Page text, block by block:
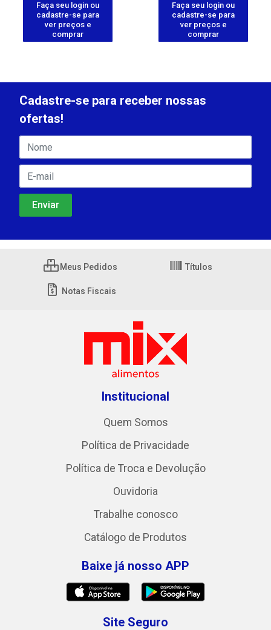
Faça seu login ou
cadastre-se para
ver preços e
comprar
Faça seu login ou
cadastre-se para
ver preços e
comprar
Cadastre-se para receber nossas
ofertas!
Meus Pedidos Títulos
Notas Fiscais
Institucional
Quem Somos
Política de Privacidade
Política de Troca e Devolução
Ouvidoria
Trabalhe conosco
Catálogo de Produtos
Baixe já nosso APP
Site Seguro